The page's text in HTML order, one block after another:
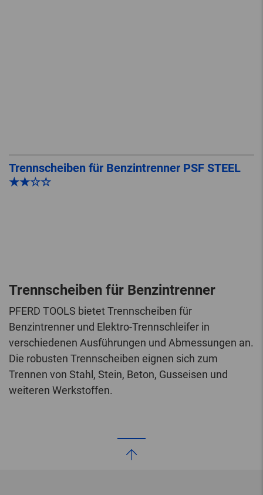
Trennscheiben für Benzintrenner PSF STEEL
★★☆☆
Trennscheiben für Benzintrenner
PFERD TOOLS bietet Trennscheiben für
Benzintrenner und Elektro-Trennschleifer in
verschiedenen Ausführungen und Abmessungen an.
Die robusten Trennscheiben eignen sich zum
Trennen von Stahl, Stein, Beton, Gusseisen und
weiteren Werkstoffen.